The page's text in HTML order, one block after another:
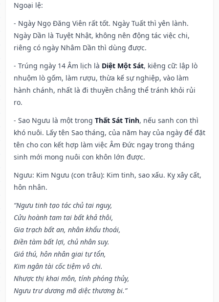
Ngoại lệ:
- Ngày Ngọ Đăng Viên rất tốt. Ngày Tuất thì yên lành.
Ngày Dần là Tuyệt Nhật, không nên động tác việc chi,
riêng có ngày Nhâm Dần thì dùng được.
- Trúng ngày 14 Âm lịch là Diệt Một Sát, kiêng cữ: lập lò
nhuộm lò gốm, làm rượu, thừa kế sự nghiệp, vào làm
hành chánh, nhất là đi thuyền chẳng thể tránh khỏi rủi
ro.
- Sao Ngưu là một trong Thất Sát Tinh, nếu sanh con thì
khó nuôi. Lấy tên Sao tháng, của năm hay của ngày để đặt
tên cho con kết hợp làm việc Âm Đức ngay trong tháng
sinh mới mong nuôi con khôn lớn được.
Ngưu: Kim Ngưu (con trâu): Kim tinh, sao xấu. Kỵ xây cất,
hôn nhân.
“Ngưu tinh tạo tác chủ tai nguy,
Cửu hoành tam tai bất khả thôi,
Gia trạch bất an, nhân khẩu thoái,
Điền tàm bất lợi, chủ nhân suy.
Giá thú, hôn nhân giai tự tổn,
Kim ngân tài cốc tiệm vô chi.
Nhược thị khai môn, tính phóng thủy,
Ngưu trư dương mã diệc thương bi.”